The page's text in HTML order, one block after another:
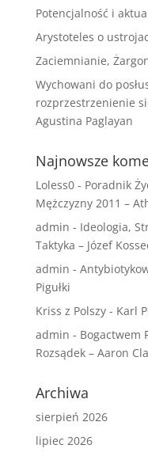
Potencjalność i
Arystoteles o
Zaciemnianie,
Wychowani do
rozprzestrzenienie
Agustina Paglayan
Najnowsze
Loless0- Poradnik
Mężczyzny 2011 –
admin - Ideologia,
Taktyka – Józef
admin -
Pigułki
Kriss z Polszy- Karl
admin - Bogactwem
Rozsądek – Aaron
Archiwa
sierpień 2026
lipiec 2026